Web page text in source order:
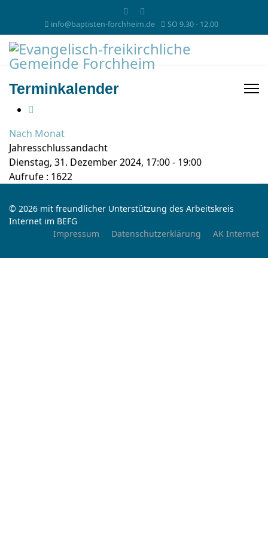
info@baptisten-forchheim.de SO 9.30 - 12.00
Terminkalender
Nach Monat
Jahresschlussandacht
Dienstag, 31. Dezember 2024, 17:00 - 19:00
Aufrufe : 1622
© 2026 mit freundlicher Unterstützung des Arbeitskreis
Internet im BEFG
Impressum
Datenschutzerklärung AK Internet